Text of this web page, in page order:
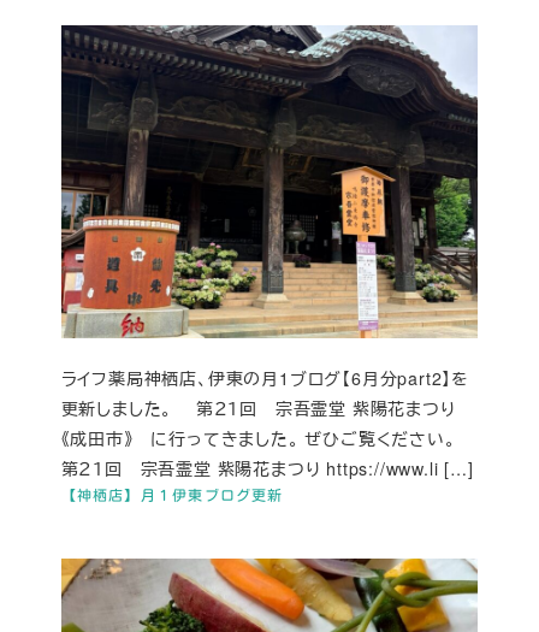
【神栖店】月１伊東ブログ更新
ライフ薬局神栖店、伊東の月1ブログ【6月分part2】を
更新しました。 第２１回 宗吾霊堂 紫陽花まつり
《成田市》 に行ってきました。 ぜひご覧ください。
第２１回 宗吾霊堂 紫陽花まつり https://www.li […]